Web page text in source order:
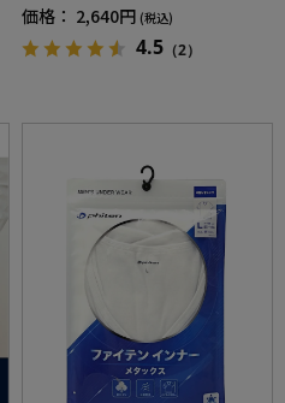
価格： 2,640円 (税込)
4.5 （2）